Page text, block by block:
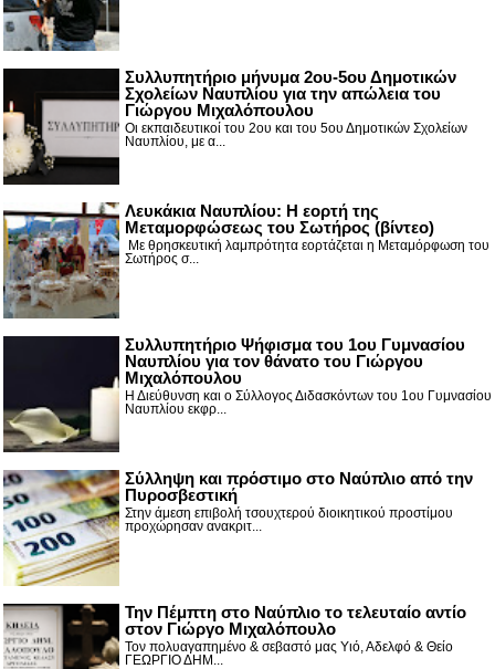
Συλλυπητήριο μήνυμα 2ου-5ου Δημοτικών
Σχολείων Ναυπλίου για την απώλεια του
Γιώργου Μιχαλόπουλου
Οι εκπαιδευτικοί του 2ου και του 5ου Δημοτικών Σχολείων
Ναυπλίου, με α...
Λευκάκια Ναυπλίου: Η εορτή της
Μεταμορφώσεως του Σωτήρος (βίντεο)
Με θρησκευτική λαμπρότητα εορτάζεται η Μεταμόρφωση του
Σωτήρος σ...
Συλλυπητήριο Ψήφισμα του 1ου Γυμνασίου
Ναυπλίου για τον θάνατο του Γιώργου
Μιχαλόπουλου
Η Διεύθυνση και ο Σύλλογος Διδασκόντων του 1ου Γυμνασίου
Ναυπλίου εκφρ...
Σύλληψη και πρόστιμο στο Ναύπλιο από την
Πυροσβεστική
Στην άμεση επιβολή τσουχτερού διοικητικού προστίμου
προχώρησαν ανακριτ...
Την Πέμπτη στο Ναύπλιο το τελευταίο αντίο
στον Γιώργο Μιχαλόπουλο
Τον πολυαγαπημένο & σεβαστό μας Υιό, Αδελφό & Θείο
ΓΕΩΡΓΙΟ ΔΗΜ...